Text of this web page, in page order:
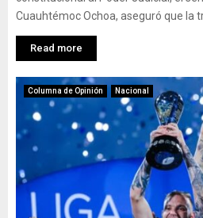
Cuauhtémoc Ochoa, aseguró que la
Read more
Columna de Opinión Nacional